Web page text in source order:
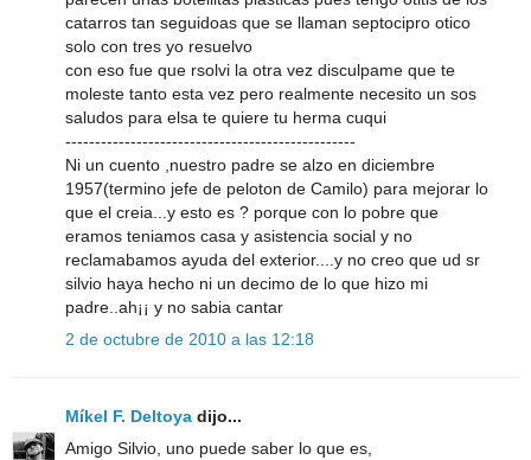
catarros tan seguidoas que se llaman septocipro otico
solo con tres yo resuelvo
con eso fue que rsolvi la otra vez disculpame que te
moleste tanto esta vez pero realmente necesito un sos
saludos para elsa te quiere tu herma cuqui
-------------------------------------------------
Ni un cuento ,nuestro padre se alzo en diciembre
1957(termino jefe de peloton de Camilo) para mejorar lo
que el creia...y esto es ? porque con lo pobre que
eramos teniamos casa y asistencia social y no
reclamabamos ayuda del exterior....y no creo que ud sr
silvio haya hecho ni un decimo de lo que hizo mi
padre..ah¡¡ y no sabia cantar
2 de octubre de 2010 a las 12:18
Míkel F. Deltoya dijo...
Amigo Silvio, uno puede saber lo que es,